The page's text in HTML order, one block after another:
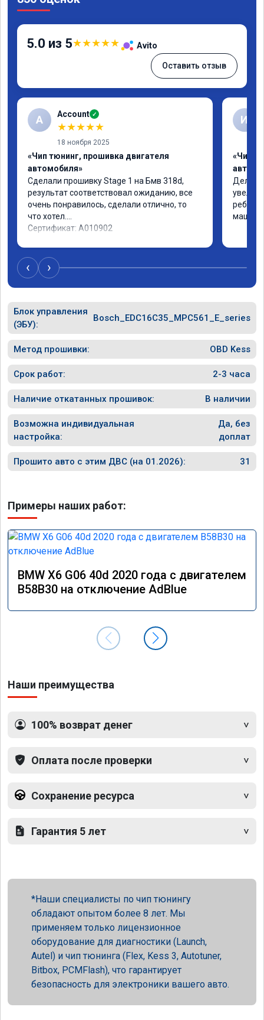
5.0 из 5★★★★★ Avito
Оставить отзыв
A Account ✓
★★★★★
18 ноября 2025
«Чип тюнинг, прошивка двигателя
автомобиля»
Сделали прошивку Stage 1 на Бмв 318d,
результат соответствовал ожиданию, все
очень понравилось, сделали отлично, то
что хотел.
Сертификат: A010902
И
«Чип
Делали
ребята
машина
‹ ›
Блок управления
(ЭБУ):
Bosch_EDC16C35_MPC561_E_series
Метод прошивки: OBD Kess
Срок работ: 2-3 часа
Наличие откатанных прошивок: В наличии
Возможна индивидуальная
настройка:
Да, без
доплат
Прошито авто с этим ДВС (на 01.2026): 31
Примеры наших работ:
BMW X6 G06 40d 2020 года с двигателем
B58B30 на отключение AdBlue
Наши преимущества
100% возврат денег
Оплата после проверки
Сохранение ресурса
Гарантия 5 лет
Наши специалисты по чип тюнингу
обладают опытом более 8 лет. Мы
применяем только лицензионное
оборудование для диагностики (Launch,
Autel) и чип тюнинга (Flex, Kess 3, Autotuner,
Bitbox, PCMFlash), что гарантирует
безопасность для электроники вашего авто.